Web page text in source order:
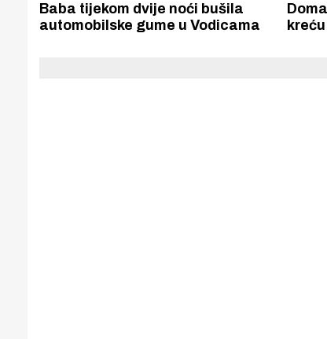
Baba tijekom dvije noći bušila
automobilske gume u Vodicama